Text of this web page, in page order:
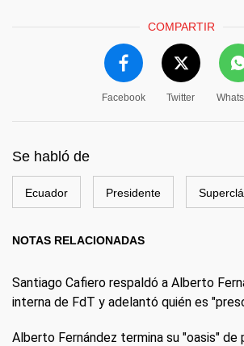
COMPARTIR
Facebook Twitter
Se habló de
Ecuador Presidente
NOTAS RELACIONADAS
Santiago Cafiero respaldó a Alberto
interna de FdT y adelantó quién es
Alberto Fernández termina su "oasis" de